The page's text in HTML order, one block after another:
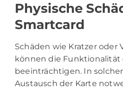
Physische
Smartcard
Schäden wie Kratzer oder
können die Funktionalität
beeinträchtigen. In
Austausch der Karte